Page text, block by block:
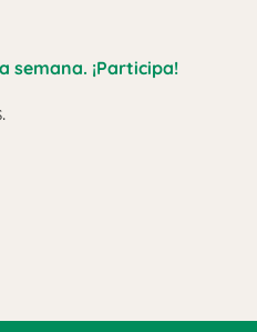
semana. ¡Participa!